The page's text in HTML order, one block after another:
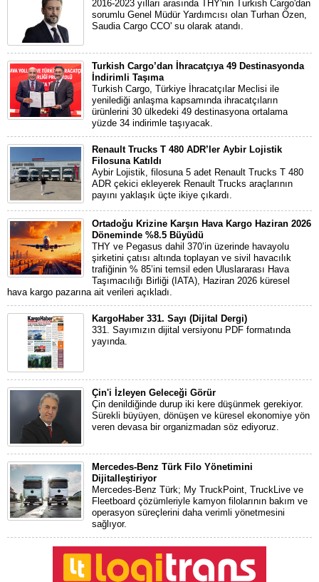
2016-2023 yılları arasında THY'nin Turkish Cargo'dan
sorumlu Genel Müdür Yardımcısı olan Turhan Özen,
Saudia Cargo CCO' su olarak atandı.
Turkish Cargo’dan İhracatçıya 49 Destinasyonda
İndirimli Taşıma
Turkish Cargo, Türkiye İhracatçılar Meclisi ile
yenilediği anlaşma kapsamında ihracatçıların
ürünlerini 30 ülkedeki 49 destinasyona ortalama
yüzde 34 indirimle taşıyacak.
Renault Trucks T 480 ADR’ler Aybir Lojistik
Filosuna Katıldı
Aybir Lojistik, filosuna 5 adet Renault Trucks T 480
ADR çekici ekleyerek Renault Trucks araçlarının
payını yaklaşık üçte ikiye çıkardı.
Ortadoğu Krizine Karşın Hava Kargo Haziran 2026
Döneminde %8.5 Büyüdü
THY ve Pegasus dahil 370’in üzerinde havayolu
şirketini çatısı altında toplayan ve sivil havacılık
trafiğinin % 85’ini temsil eden Uluslararası Hava
Taşımacılığı Birliği (IATA), Haziran 2026 küresel
hava kargo pazarına ait verileri açıkladı.
KargoHaber 331. Sayı (Dijital Dergi)
331. Sayımızın dijital versiyonu PDF formatında
yayında.
Çin'i İzleyen Geleceği Görür
Çin denildiğinde durup iki kere düşünmek gerekiyor.
Sürekli büyüyen, dönüşen ve küresel ekonomiye yön
veren devasa bir organizmadan söz ediyoruz.
Mercedes-Benz Türk Filo Yönetimini
Dijitalleştiriyor
Mercedes-Benz Türk; My TruckPoint, TruckLive ve
Fleetboard çözümleriyle kamyon filolarının bakım ve
operasyon süreçlerini daha verimli yönetmesini
sağlıyor.